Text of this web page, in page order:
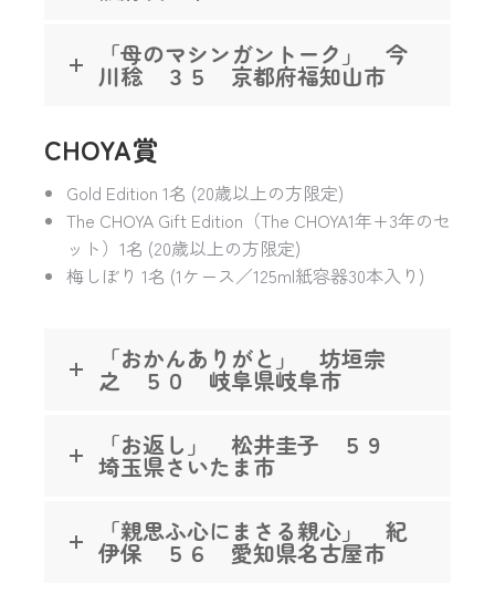
「母のマシンガントーク」 今
川稔 ３５ 京都府福知山市
CHOYA賞
Gold Edition 1名 (20歳以上の方限定)
The CHOYA Gift Edition（The CHOYA1年+3年のセ
ット）1名 (20歳以上の方限定)
梅しぼり 1名 (1ケース／125ml紙容器30本入り)
「おかんありがと」 坊垣宗
之 ５０ 岐阜県岐阜市
「お返し」 松井圭子 ５９
埼玉県さいたま市
「親思ふ心にまさる親心」 紀
伊保 ５６ 愛知県名古屋市